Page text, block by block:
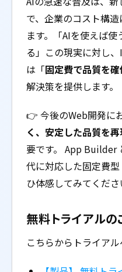
で、企業のコスト構
ます。「AIを使えば
る」この現実に対し
は「固定費で品質を確
解決策を提供します。
👉 今後のWeb開発に
く、安定した品質を
要です。 App Builder
代に対応した固定費
ひ体感してみてくださ
無料トライアルの
こちらからトライアル